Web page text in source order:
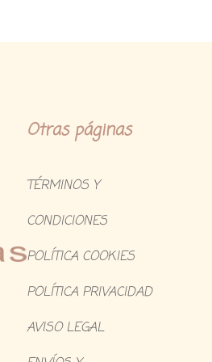
Otras páginas
TÉRMINOS Y
CONDICIONES
POLÍTICA COOKIES
POLÍTICA PRIVACIDAD
AVISO LEGAL